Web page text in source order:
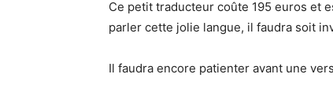
Ce petit traducteur coûte 195 euros et
parler cette jolie langue, il faudra soit
Il faudra encore patienter avant une